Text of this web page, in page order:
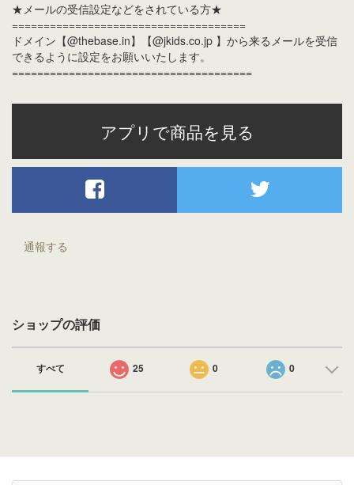
★メールの受信設定などをされている方★
=====================================
ドメイン【@thebase.in】【@jkids.co.jp 】から来るメールを受信
できるように設定をお願いいたします。
======================================
アプリで商品を見る
通報する
ショップの評価
すべて 25 0 0